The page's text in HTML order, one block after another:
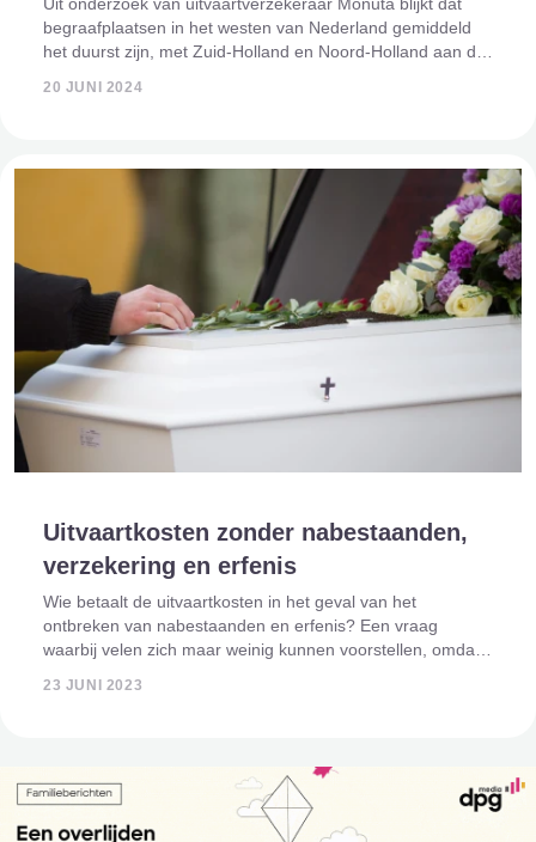
begraafplaatsen in het westen van Nederland gemiddeld
het duurst zijn, met Zuid-Holland en Noord-Holland aan de
20 JUNI 2024
Uitvaartkosten zonder nabestaanden,
verzekering en erfenis
Wie betaalt de uitvaartkosten in het geval van het
ontbreken van nabestaanden en erfenis? Een vraag
waarbij velen zich maar weinig kunnen voorstellen, omdat
23 JUNI 2023